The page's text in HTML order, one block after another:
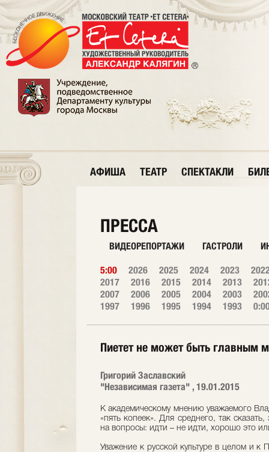
АФИША ТЕАТР СПЕКТАКЛИ
ПРЕССА
ВИДЕОРЕПОРТАЖИ ГАСТРОЛИ
5:00 2026 2025 2024 2023
2017
2016 2015 2014 2013
2007
2006 2005 2004 2003
1997
1996 1995 1994 1993
Пиетет не может быть главным
Григорий Заславский
"Независимая газета" , 19.01.2015
К академическому мнению уважаемого
«пять копеек». Для среднего, так
на вопросы: идти – не идти, хорошо это
Уважение к русской культуре в целом и к